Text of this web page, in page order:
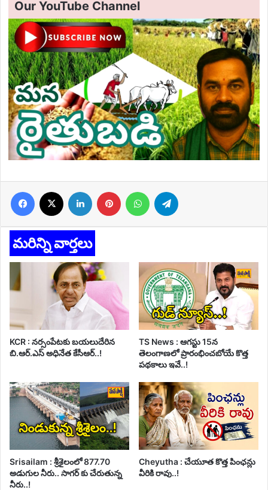
Our YouTube Channel
Facebook LinkedIn Pinterest WhatsApp
మరిన్ని వార్తలు
KCR : నర్సంపేటకు బయలుదేరిన
బి.ఆర్.ఎస్ అధినేత కేసీఆర్..!
TS News : ఆగస్టు 15న
తెలంగాణలో ప్రారంభించబోయే కొత్త
పథకాలు ఇవే..!
Srisailam : శ్రీశైలంలో 877.70
అడుగుల నీరు.. సాగర్ కు చేరుతున్న
నీరు..!
Cheyutha : చేయూత కొత్త పింఛన్లు
వీరికి రావు..!